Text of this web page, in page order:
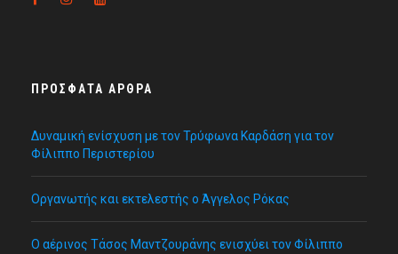
ΠΡΌΣΦΑΤΑ ΆΡΘΡΑ
Δυναμική ενίσχυση με τον Τρύφωνα Καρδάση για τον
Φίλιππο Περιστερίου
Οργανωτής και εκτελεστής ο Άγγελος Ρόκας
Ο αέρινος Τάσος Μαντζουράνης ενισχύει τον Φίλιππο